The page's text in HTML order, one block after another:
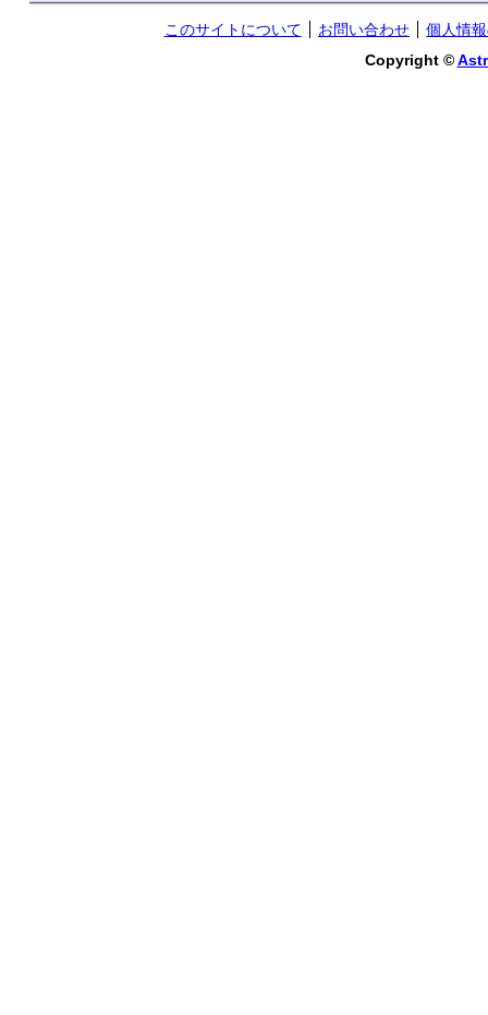
このサイトについて お問い合わせ
個人情
Copyright ©